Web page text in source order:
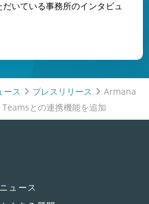
いている事務所のインタビュ
ース プレスリリース
Armana
との連携機能を追加
ニュース